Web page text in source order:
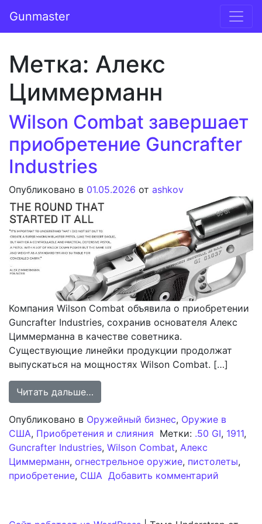
Основная навигация
Gunmaster
Метка: Алекс
Циммерманн
Wilson Combat завершает
приобретение Guncrafter
Industries
Опубликовано в 01.05.2026 от ashkov
Компания Wilson Combat объявила о приобретении
Guncrafter Industries, сохранив основателя Алекс
Циммерманна в качестве советника.
Существующие линейки продукции продолжат
выпускаться на мощностях Wilson Combat. […]
Читать дальше…
Опубликовано в Оружейный бизнес, Оружие в
США, Приобретения и слияния Метки: .50 GI, 1911,
Guncrafter Industries, Wilson Combat, Алекс
Циммерманн, огнестрельное оружие, пистолеты,
приобретение, США Добавить комментарий